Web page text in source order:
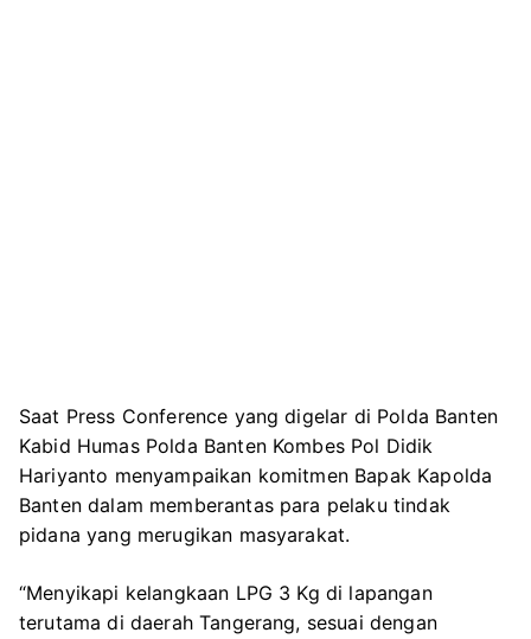
Saat Press Conference yang digelar di Polda Banten
Kabid Humas Polda Banten Kombes Pol Didik
Hariyanto menyampaikan komitmen Bapak Kapolda
Banten dalam memberantas para pelaku tindak
pidana yang merugikan masyarakat.
“Menyikapi kelangkaan LPG 3 Kg di lapangan
terutama di daerah Tangerang, sesuai dengan